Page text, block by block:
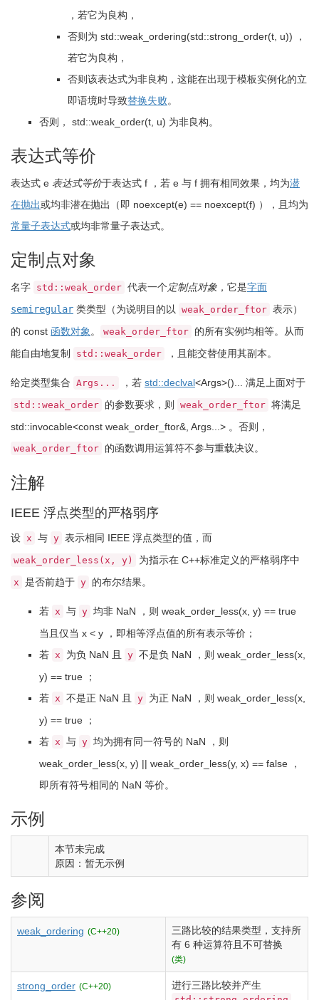
，若它为良构，
否则为 std::weak_ordering(std::strong_order(t, u)) ，
若它为良构，
否则该表达式为非良构，这能在出现于模板实例化的立
即语境时导致替换失败。
否则， std::weak_order(t, u) 为非良构。
表达式等价
表达式 e 表达式等价于表达式 f ，若 e 与 f 拥有相同效果，均为潜
在抛出或均非潜在抛出（即 noexcept(e) == noexcept(f) ），且均为
常量子表达式或均非常量子表达式。
定制点对象
名字 std::weak_order 代表一个定制点对象 ，它是字面
semiregular 类类型（为说明目的以 weak_order_ftor 表示）
的 const 函数对象 。 weak_order_ftor 的所有实例均相等。从而
能自由地复制
std::weak_order ，且能交替使用其副本。
给定类型集合 Args... ，若 std::declval<Args>() 满足上面对于
std::weak_order 的参数要求，则 weak_order_ftor 将满足
std::invocable<const weak_order_ftor& , Args... > 。否则，
weak_order_ftor 的函数调用运算符不参与重载决议。
注解
IEEE 浮点类型的严格弱序
设 x 与 y 表示相同 IEEE 浮点类型的值，而
weak_order_less(x, y) 为指示在 C++标准定义的严格弱序中
x 是否前趋于 y 的布尔结果。
若 x 与 y 均非 NaN ，则 weak_order_less(x, y) == true
当且仅当 x < y ，即相等浮点值的所有表示等价；
若 x 为负 NaN 且 y 不是负 NaN ，则 weak_order_less(x,
y) == true ；
若 x 不是正 NaN 且 y 为正 NaN ，则 weak_order_less(x,
y) == true ；
若 x 与 y 均为拥有同一符号的 NaN ，则
weak_order_less(x, y) || weak_order_less(y, x) == false ，
即所有符号相同的 NaN 等价。
示例
本节未完成
原因：暂无示例
参阅
weak_ordering (C++20)
三路比较的结果类型，支持所
有 6 种运算符且不可替换
(类)
strong_order (C++20) 进行三路比较并产生